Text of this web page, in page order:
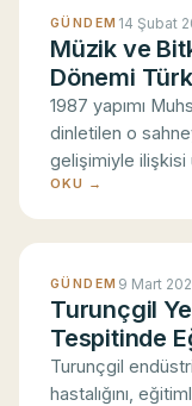
GÜNDEM 14 Şubat
Müzik ve
Dönemi
1987 yapımı
dinletilen o
gelişimiyle
OKU →
GÜNDEM 9 Mart
Turunçgil
Tespitinde
Turunçgil
hastalığını,